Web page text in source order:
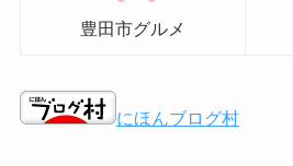
豊田市グルメ
にほんブログ村